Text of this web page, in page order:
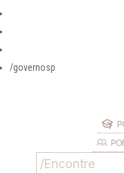
/governosp